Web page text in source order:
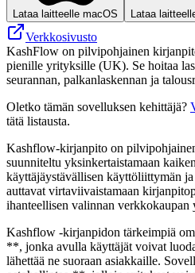
Lataa laitteelle macOS Lataa
Verkkosivusto
KashFlow on pilvipohjainen
pienille yrityksille (UK). Se hoitaa
seurannan, palkanlaskennan ja
Oletko tämän sovelluksen kehittäjä?
tätä listausta.
Kashflow-kirjanpito on
suunniteltu yksinkertaistamaan
käyttäjäystävällisen käyttöliittymän
auttavat virtaviivaistamaan
ihanteellisen valinnan
Kashflow -kirjanpidon tärkeimpiä
**, jonka avulla käyttäjät voivat
lähettää ne suoraan asiakkaille.